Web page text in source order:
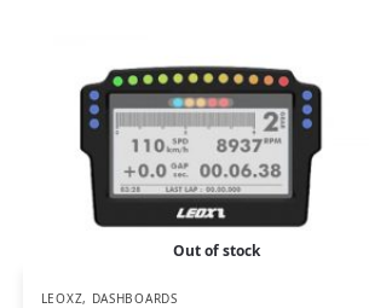
Out of stock
LEOXZ, DASHBOARDS